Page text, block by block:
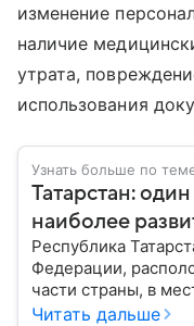
изменение
наличие
утрата,
использования
Узнать больше по
Татарстан:
наиболее
Республика
Федерации,
части страны, в
Регион считается
Читать дальше